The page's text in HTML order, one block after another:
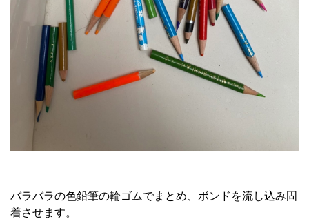
バラバラの色鉛筆の輪ゴムでまとめ、ボンドを流し込み固
着させます。